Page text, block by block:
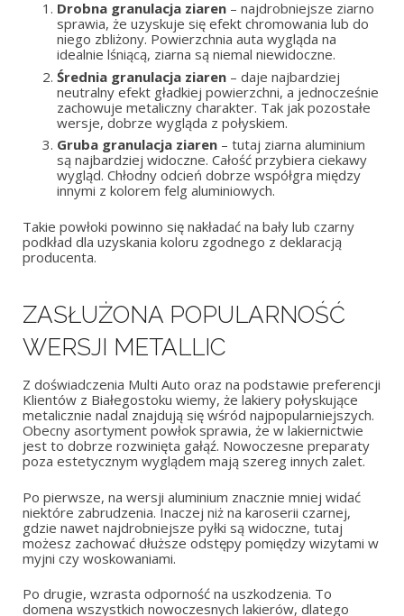
Drobna granulacja ziaren– najdrobniejsze ziarno
sprawia, że uzyskuje się efekt chromowania lub do
niego zbliżony. Powierzchnia auta wygląda na
idealnie lśniącą, ziarna są niemal niewidoczne.
Średnia granulacja ziaren– daje najbardziej
neutralny efekt gładkiej powierzchni, a jednocześnie
zachowuje metaliczny charakter. Tak jak pozostałe
wersje, dobrze wygląda z połyskiem.
Gruba granulacja ziaren– tutaj ziarna aluminium
są najbardziej widoczne. Całość przybiera ciekawy
wygląd. Chłodny odcień dobrze współgra między
innymi z kolorem felg aluminiowych.
Takie powłoki powinno się nakładać na bały lub czarny
podkład dla uzyskania koloru zgodnego z deklaracją
producenta.
ZASŁUŻONA POPULARNOŚĆ
WERSJI METALLIC
Z doświadczenia Multi Auto oraz na podstawie preferencji
Klientów z Białegostoku wiemy, że lakiery połyskujące
metalicznie nadal znajdują się wśród najpopularniejszych.
Obecny asortyment powłok sprawia, że w lakiernictwie
jest to dobrze rozwinięta gałąź. Nowoczesne preparaty
poza estetycznym wyglądem mają szereg innych zalet.
Po pierwsze, na wersji aluminium znacznie mniej widać
niektóre zabrudzenia. Inaczej niż na karoserii czarnej,
gdzie nawet najdrobniejsze pyłki są widoczne, tutaj
możesz zachować dłuższe odstępy pomiędzy wizytami w
myjni czy woskowaniami.
Po drugie, wzrasta odporność na uszkodzenia. To
domena wszystkich nowoczesnych lakierów, dlatego